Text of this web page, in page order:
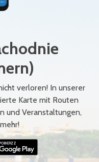
verloren! In unserer
Karte mit Routen
und Veranstaltungen,